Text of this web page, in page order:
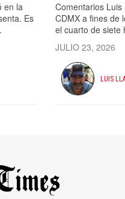
en la
Es
Comentarios
CDMX a fines de
el cuarto de siete
JULIO 23, 2026
LUIS